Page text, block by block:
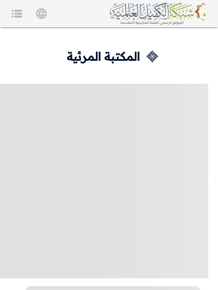
المكتبة المرئية